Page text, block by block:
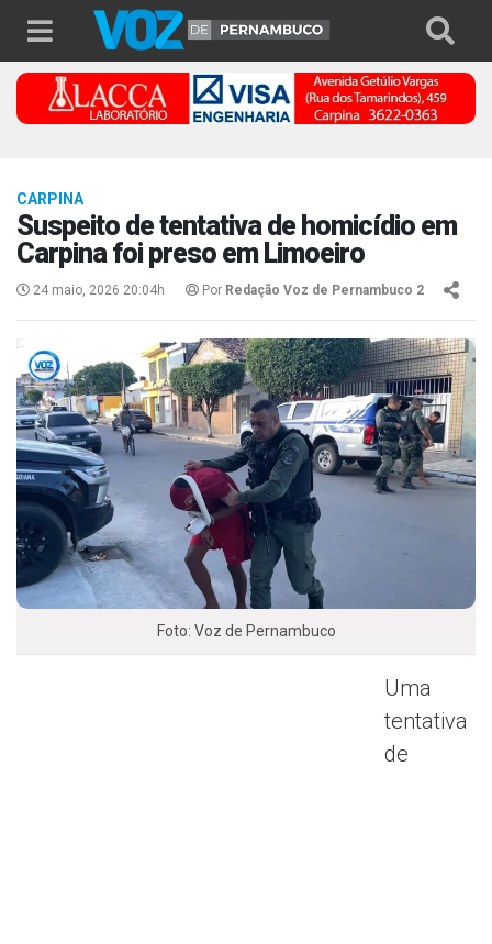
CARPINA
Suspeito de tentativa de homicídio em
Carpina foi preso em Limoeiro
24 maio, 2026 20:04h Por Redação Voz de Pernambuco 2
Foto: Voz de Pernambuco
Uma
tentativa
de